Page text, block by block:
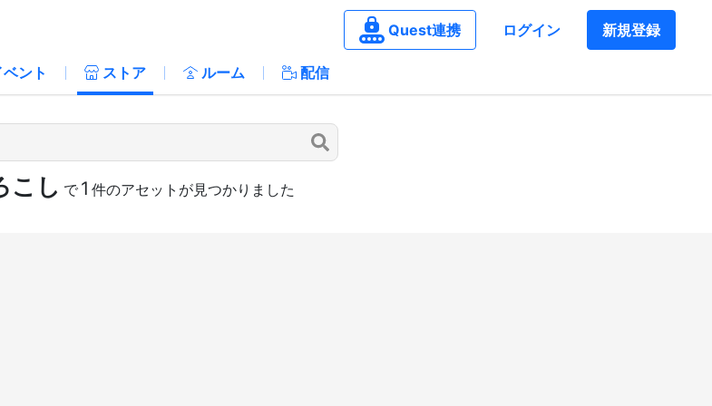
Quest連携 ログイン 新規登録
ベント ストア ルーム 配信
こし で 1 件のアセットが見つかりました